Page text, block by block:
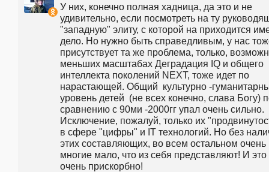
У них, конечно полная хадница, да это и не
удивительно, если посмотреть на ту
"западную" элиту, с которой на приходится
дело. Но нужно быть справедливым, у нас
присутствует та же проблема, только,
меньших масштабах Деградация IQ и общего
интеллекта поколений NEXT, тоже идет по
нарастающей. Общий  культурно -
уровень детей  (не всех конечно, слава Богу)
сравнению с 90ми -2000гг упал очень сильно.
Исключение, пожалуй, только их
в сфере "цифры" и IT технологий. Но без
этих составляющих, во всем остальном очень
многие мало, что из себя представляют! И это
очень прискорбно!